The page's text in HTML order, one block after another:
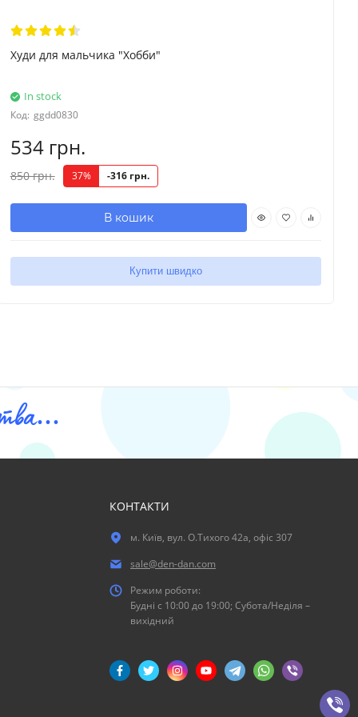
Худи для мальчика "Хобби"
In stock
Код: ggdd0830
534 грн.
850 грн. 37% -316 грн.
В кошик
Купити швидко
КОНТАКТИ
м. Київ, вул. О.Тихого 42а, офіс 307
sale@den-dan.com
Режим роботи:
Будні c 10:00 до 19:00; Субота/Неділя –
вихідний